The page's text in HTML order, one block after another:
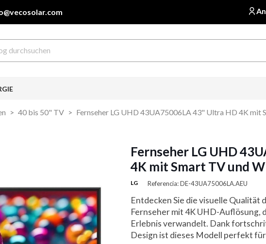
40 bis 50" TV Fernseher LG UHD 43UA75006LA 43" Ultra HD 4K mit
Fernseher LG UHD
4K mit Smart TV und
LG Referencia: DE-43UA75006LA.AEU
Entdecken Sie die visuelle Qualität
Fernseher mit 4K UHD-Auflösung,
Erlebnis verwandelt. Dank
Design ist dieses Modell perfekt